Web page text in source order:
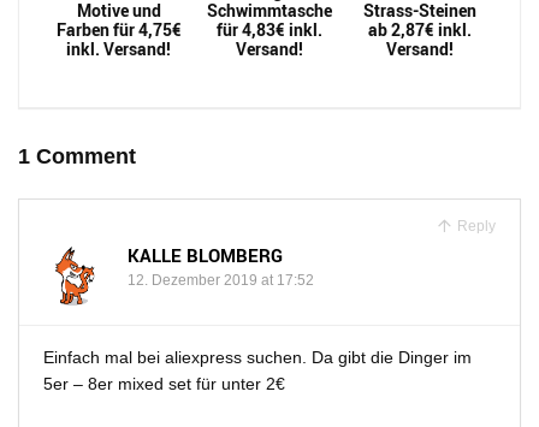
Motive und
Farben für 4,75€
inkl. Versand!
Schwimmtasche
für 4,83€ inkl.
Versand!
Strass-Steinen
ab 2,87€ inkl.
Versand!
1 Comment
Reply
KALLE BLOMBERG
12. Dezember 2019 at 17:52
Einfach mal bei aliexpress suchen. Da gibt die Dinger im
5er – 8er mixed set für unter 2€